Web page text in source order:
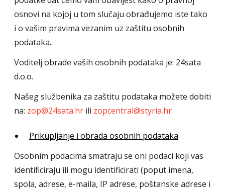
osnovi na kojoj u tom slučaju obrađujemo iste tako
i o vašim pravima vezanim uz zaštitu osobnih
podataka..
Voditelj obrade vaših osobnih podataka je: 24sata
d.o.o.
Našeg službenika za zaštitu podataka možete dobiti
na: zop@24sata.hr ili zopcentral@styria.hr
Prikupljanje i obrada osobnih podataka
Osobnim podacima smatraju se oni podaci koji vas
identificiraju ili mogu identificirati (poput imena,
spola, adrese, e-maila, IP adrese, poštanske adrese i